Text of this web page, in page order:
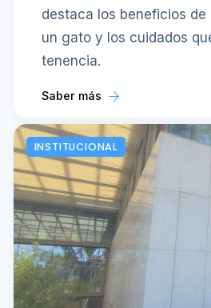
destaca los beneficios
un gato y los cuidados
tenencia.
Saber más
INSTITUCIONAL